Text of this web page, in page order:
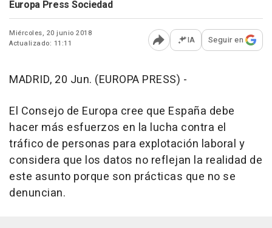
Europa Press Sociedad
Miércoles, 20 junio 2018
Actualizado: 11:11
Abrir opciones para
IA Seguir en
MADRID, 20 Jun. (EUROPA PRESS) -
El Consejo de Europa cree que España debe
hacer más esfuerzos en la lucha contra el
tráfico de personas para explotación laboral y
considera que los datos no reflejan la realidad de
este asunto porque son prácticas que no se
denuncian.